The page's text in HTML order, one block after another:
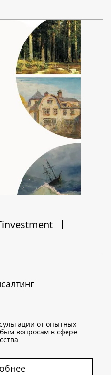
от опытных
вопросам в сфере